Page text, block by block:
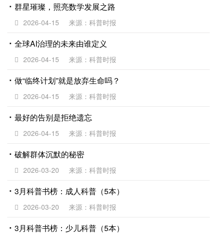
群星璀璨，照亮数学发展之路
2026-04-15 来源：科普时报
全球AI治理的未来由谁定义
2026-04-15 来源：科普时报
做“临终计划”就是放弃生命吗？
2026-04-15 来源：科普时报
最好的告别是拒绝遗忘
2026-04-15 来源：科普时报
破解群体沉默的秘密
2026-03-20 来源：科普时报
3月科普书榜：成人科普（5本）
2026-03-20 来源：科普时报
3月科普书榜：少儿科普（5本）